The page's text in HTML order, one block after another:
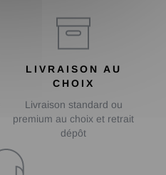
LIVRAISON AU
CHOIX
Livraison standard ou
premium au choix et retrait
dépôt